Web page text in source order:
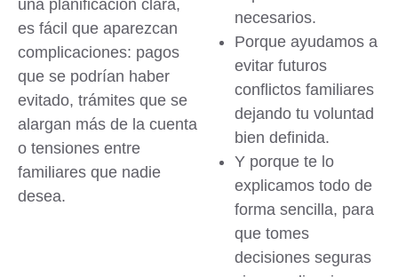
una planificación clara,
es fácil que aparezcan
complicaciones: pagos
que se podrían haber
evitado, trámites que se
alargan más de la cuenta
o tensiones entre
familiares que nadie
desea.
necesarios.
Porque ayudamos a
evitar futuros
conflictos familiares
dejando tu voluntad
bien definida.
Y porque te lo
explicamos todo de
forma sencilla, para
que tomes
decisiones seguras